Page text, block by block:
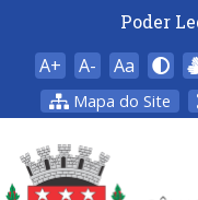
Poder
A+ A- Aa
Mapa do Site